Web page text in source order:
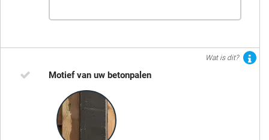
Wat is dit?
Motief van uw betonpalen